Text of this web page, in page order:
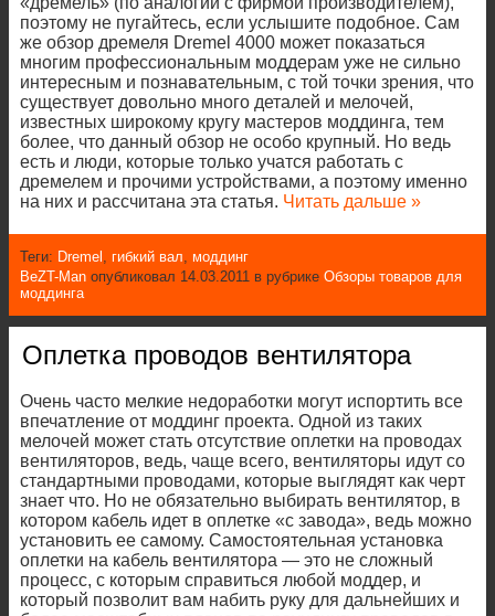
поэтому не пугайтесь, если услышите подобное. Сам
же обзор дремеля Dremel 4000 может показаться
многим профессиональным моддерам уже не сильно
интересным и познавательным, с той точки зрения, что
существует довольно много деталей и мелочей,
известных широкому кругу мастеров моддинга, тем
более, что данный обзор не особо крупный. Но ведь
есть и люди, которые только учатся работать с
дремелем и прочими устройствами, а поэтому именно
на них и рассчитана эта статья. Читать дальше »
Теги: Dremel , гибкий вал, моддинг
BeZT-Man опубликовал 14.03.2011 в рубрике Обзоры товаров для
моддинга
Оплетка проводов вентилятора
Очень часто мелкие недоработки могут испортить все
впечатление от моддинг проекта. Одной из таких
мелочей может стать отсутствие оплетки на проводах
вентиляторов, ведь, чаще всего, вентиляторы идут со
стандартными проводами, которые выглядят как черт
знает что. Но не обязательно выбирать вентилятор, в
котором кабель идет в оплетке «с завода», ведь можно
установить ее самому. Самостоятельная установка
оплетки на кабель вентилятора — это не сложный
процесс, с которым справиться любой моддер, и
который позволит вам набить руку для дальнейших и